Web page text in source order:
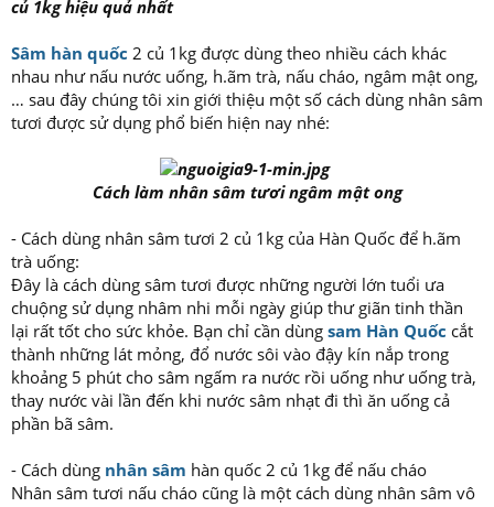
củ 1kg hiệu quả nhất
Sâm hàn quốc 2 củ 1kg được dùng theo nhiều cách khác
nhau như nấu nước uống, h.ãm trà, nấu cháo, ngâm mật ong,
… sau đây chúng tôi xin giới thiệu một số cách dùng nhân sâm
tươi được sử dụng phổ biến hiện nay nhé:
Cách làm nhân sâm tươi ngâm mật ong
- Cách dùng nhân sâm tươi 2 củ 1kg của Hàn Quốc để h.ãm
trà uống:
Đây là cách dùng sâm tươi được những người lớn tuổi ưa
chuộng sử dụng nhâm nhi mỗi ngày giúp thư giãn tinh thần
lại rất tốt cho sức khỏe. Bạn chỉ cần dùng sam Hàn Quốc cắt
thành những lát mỏng, đổ nước sôi vào đậy kín nắp trong
khoảng 5 phút cho sâm ngấm ra nước rồi uống như uống trà,
thay nước vài lần đến khi nước sâm nhạt đi thì ăn uống cả
phần bã sâm.
- Cách dùng nhân sâm hàn quốc 2 củ 1kg để nấu cháo
Nhân sâm tươi nấu cháo cũng là một cách dùng nhân sâm vô